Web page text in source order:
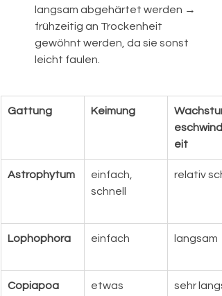
langsam abgehärtet werden →
frühzeitig an Trockenheit
gewöhnt werden, da sie sonst
leicht faulen.
Gattung Keimung
eit
Astrophytum
einfach,
schnell
relativ
Lophophora einfach langsam
Copiapoa
etwas
sehr